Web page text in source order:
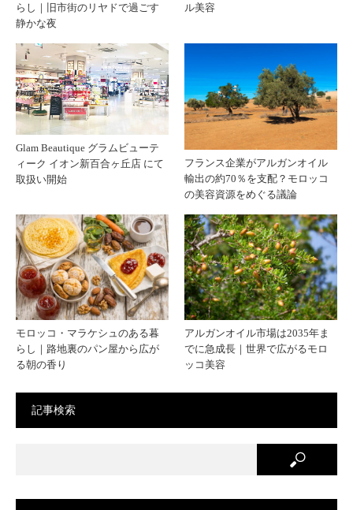
モロ
ッコ
の伝
と“母
娘へ
受け
継が
｜安
けで
えな
い、
本当
らし｜旧市街のリヤドで過ごす
静かな夜
ル美容
Glam Beautique グラムビューテ
ィーク イオン新百合ヶ丘店 にて
取扱い開始
フランス企業がアルガンオイル
輸出の約70％を支配？モロッコ
の美容資源をめぐる議論
モロッコ・マラケシュのある暮
らし｜路地裏のパン屋から広が
る朝の香り
アルガンオイル市場は2035年ま
でに急成長｜世界で広がるモロ
ッコ美容
記事検索